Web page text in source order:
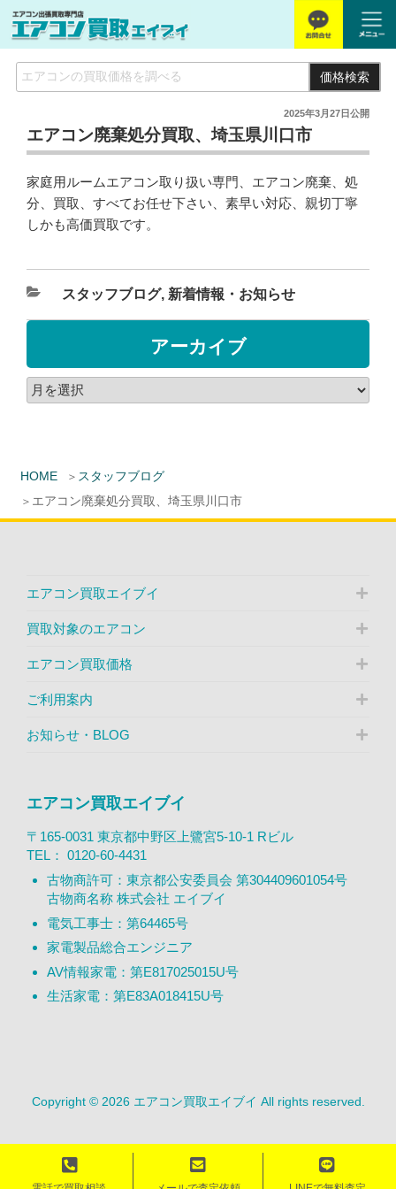
価格検索
HOME
スタッフブログ
エアコン廃棄処分買取、埼玉県川口市
2025年3月27日公開
エアコン廃棄処分買取、埼玉県川口市
家庭用ルームエアコン取り扱い専門、エアコン廃棄、処
分、買取、すべてお任せ下さい、素早い対応、親切丁寧
しかも高価買取です。
スタッフブログ, 新着情報・お知らせ
アーカイブ
エアコン買取エイブイ
買取対象のエアコン
エアコン買取価格
ご利用案内
お知らせ・BLOG
エアコン買取エイブイ
〒165-0031 東京都中野区上鷺宮5-10-1 Rビル
TEL： 0120-60-4431
古物商許可：東京都公安委員会 第304409601054号
古物商名称 株式会社 エイブイ
電気工事士：第64465号
家電製品総合エンジニア
AV情報家電：第E817025015U号
生活家電：第E83A018415U号
Copyright © 2026 エアコン買取エイブイ All rights reserved.